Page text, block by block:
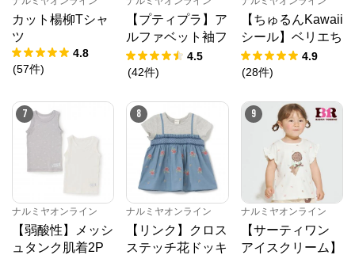
カット楊柳Tシャ
ツ
4.8
(57件)
【プティプラ】ア
ルファベット袖フ
リルTシャツ
4.5
(42件)
【ちゅるんKawaii
シール】ベリエち
ゃん
4.9
(28件)
7
ナルミヤオンライン
【弱酸性】メッシ
ュタンク肌着2P
8
ナルミヤオンライン
【リンク】クロス
ステッチ花ドッキ
9
ナルミヤオンライン
【サーティワン
アイスクリーム】